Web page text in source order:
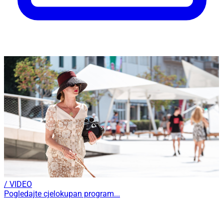
/ VIDEO
Pogledajte cjelokupan program...